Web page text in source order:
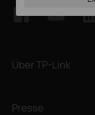
Über TP-Link
Presse